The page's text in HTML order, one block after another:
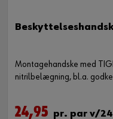
Montagehandske med
nitrilbelægning, bl.a.
24,95 pr. par v/